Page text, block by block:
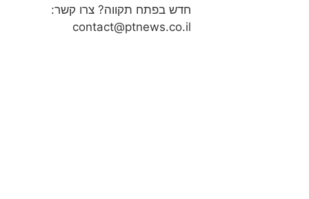
חדש בפתח תקווה? צרו קשר:
contact@ptnews.co.il